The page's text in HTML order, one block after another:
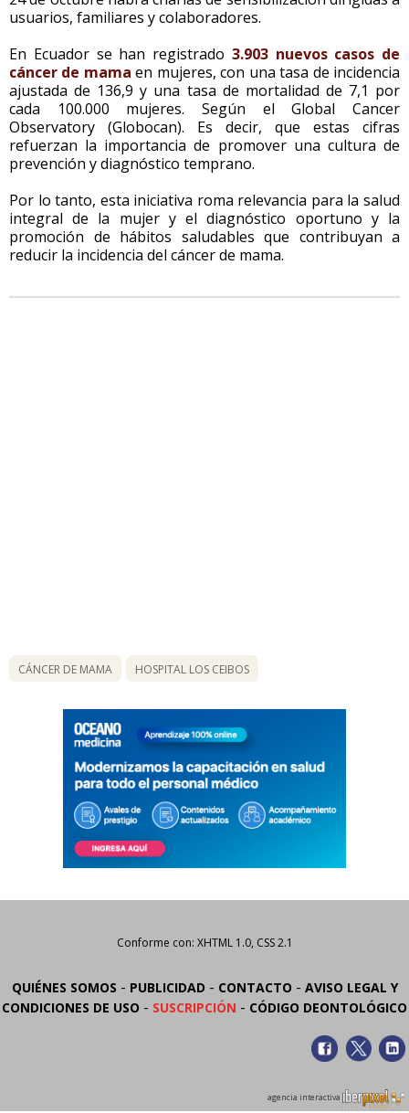
usuarios, familiares y colaboradores.
En Ecuador se han registrado 3.903 nuevos casos de
cáncer de mama en mujeres, con una tasa de incidencia
ajustada de 136,9 y una tasa de mortalidad de 7,1 por
cada 100.000 mujeres. Según el Global Cancer
Observatory (Globocan). Es decir, que estas cifras
refuerzan la importancia de promover una cultura de
prevención y diagnóstico temprano.
Por lo tanto, esta iniciativa roma relevancia para la salud
integral de la mujer y el diagnóstico oportuno y la
promoción de hábitos saludables que contribuyan a
reducir la incidencia del cáncer de mama.
CÁNCER DE MAMA HOSPITAL LOS CEIBOS
Conforme con: XHTML 1.0, CSS 2.1
QUIÉNES SOMOS - PUBLICIDAD - CONTACTO - AVISO LEGAL Y
CONDICIONES DE USO - SUSCRIPCIÓN - CÓDIGO DEONTOLÓGICO
agencia interactiva